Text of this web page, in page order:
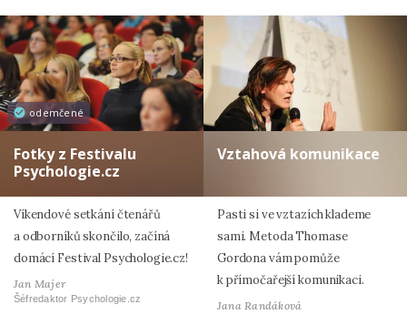
odemčené
Fotky z Festivalu
Psychologie.cz
Víkendové setkání čtenářů
a odborníků skončilo, začíná
domácí Festival Psychologie.cz!
Jan Majer
Šéfredaktor Psychologie.cz
Vztahová komunikace
Pasti si ve vztazích klademe
sami. Metoda Thomase
Gordona vám pomůže
k přímočařejší komunikaci.
Jana Randáková